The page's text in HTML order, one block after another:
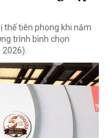
thế tiên phong khi năm
trình bình chọn
2026).